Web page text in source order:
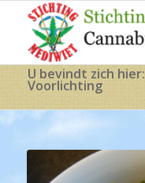
U bevindt zich hier:
Voorlichting